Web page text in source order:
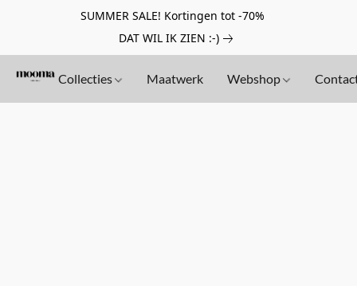
SUMMER SALE! Kortingen tot -70%
DAT WIL IK ZIEN :-)
Collecties Maatwerk Webshop